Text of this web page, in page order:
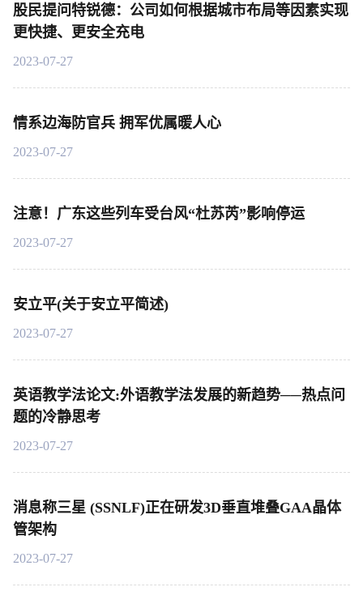
股民提问特锐德：公司如何根据城市布局等因素实现
更快捷、更安全充电
2023-07-27
情系边海防官兵 拥军优属暖人心
2023-07-27
注意！广东这些列车受台风“杜苏芮”影响停运
2023-07-27
安立平(关于安立平简述)
2023-07-27
英语教学法论文:外语教学法发展的新趋势──热点问
题的冷静思考
2023-07-27
消息称三星 (SSNLF)正在研发3D垂直堆叠GAA晶体
管架构
2023-07-27